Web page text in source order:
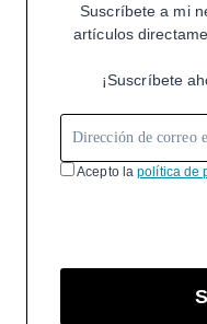
Suscríbete a mi
artículos
¡Suscríbete
Acepto lapolítica de